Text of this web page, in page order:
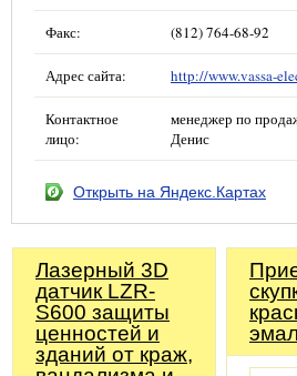
Факс: (812) 764-68-92
Адрес сайта: http://www.vassa-
Контактное
лицо:
менеджер по
Денис
Открыть на Яндекс.Картах
Лазерный 3D
датчик LZR-
S600 защиты
ценностей и
зданий от краж,